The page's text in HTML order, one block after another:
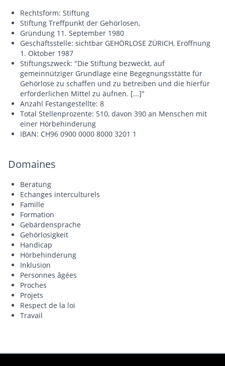
Rechtsform: Stiftung
Stiftung Treffpunkt der Gehörlosen,
Gründung 11. September 1980
Geschäftsstelle: sichtbar GEHÖRLOSE ZÜRICH, Eröffnung
1. Oktober 1987
Stiftungszweck: "Die Stiftung bezweckt, auf
gemeinnütziger Grundlage eine Begegnungsstätte für
Gehörlose zu schaffen und zu betreiben und die hierfür
erforderlichen Mittel zu äufnen. [...]"
Anzahl Festangestellte: 8
Total Stellenprozente: 510, davon 390 an Menschen mit
einer Hörbehinderung
IBAN: CH96 0900 0000 8000 3201 1
Domaines
Beratung
Echanges interculturels
Famille
Formation
Gebärdensprache
Gehörlosigkeit
Handicap
Hörbehinderung
Inklusion
Personnes âgées
Proches
Projets
Respect de la loi
Travail